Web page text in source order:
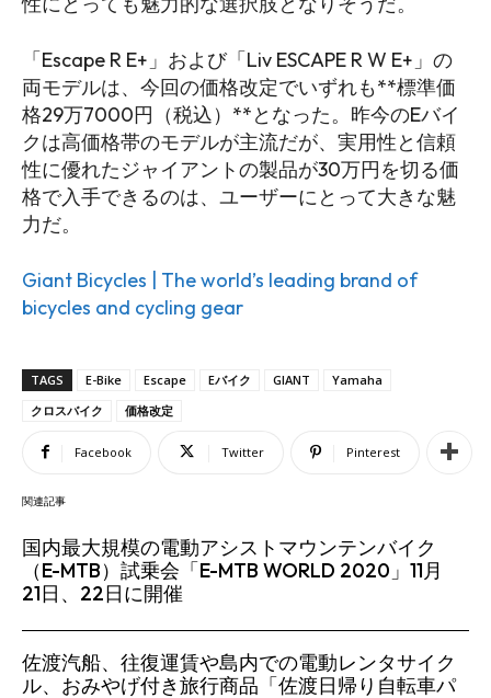
「Escape R E+」および「Liv ESCAPE R W E+」の
両モデルは、今回の価格改定でいずれも**標準価
格29万7000円（税込）**となった。昨今のEバイ
クは高価格帯のモデルが主流だが、実用性と信頼
性に優れたジャイアントの製品が30万円を切る価
格で入手できるのは、ユーザーにとって大きな魅
力だ。
Giant Bicycles | The world’s leading brand of
bicycles and cycling gear
TAGS E-Bike Escape Eバイク GIANT
Yamaha
クロスバイク
価格改定
Facebook Twitter Pinterest
関連記事
国内最大規模の電動アシストマウンテンバイク
（E-MTB）試乗会「E-MTB WORLD 2020」11月
21日、22日に開催
佐渡汽船、往復運賃や島内での電動レンタサイク
ル、おみやげ付き旅行商品「佐渡日帰り自転車パ